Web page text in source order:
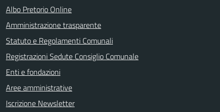
Albo Pretorio Online
Amministrazione trasparente
Statuto e Regolamenti Comunali
Registrazioni Sedute Consiglio Comunale
Enti e fondazioni
Aree amministrative
Iscrizione Newsletter